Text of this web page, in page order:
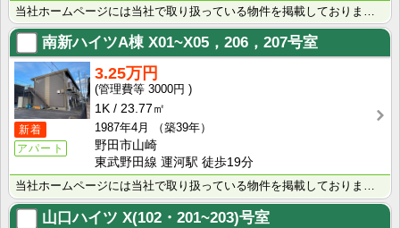
当社ホームページには当社で取り扱っている物件を掲載しております。 現在の募集状況に関しては、スタッフ･･･
南新ハイツA棟X01~X05，206，207号室
新着
アパート
3.25万円
3000円
1K
23.77㎡
1987年4月
（築39年）
野田市山崎
東武野田線 運河駅 徒歩19分
当社ホームページには当社で取り扱っている物件を掲載しております。 現在の募集状況に関しては、スタッフ･･･
山口ハイツ X(102・201~203)号室